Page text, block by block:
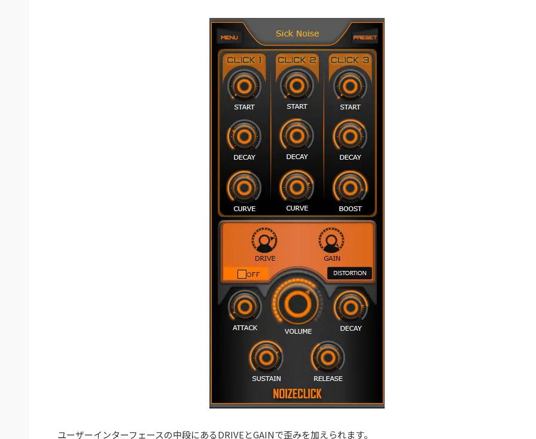
ユーザーインターフェースの中段にあるDRIVEとGAINで歪みを加えられます。